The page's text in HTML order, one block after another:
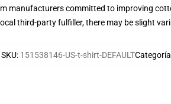
manufacturers committed to improving
third-party fulfiller, there may be slight
SKU: 151538146-US-t-shirt-DEFAULT